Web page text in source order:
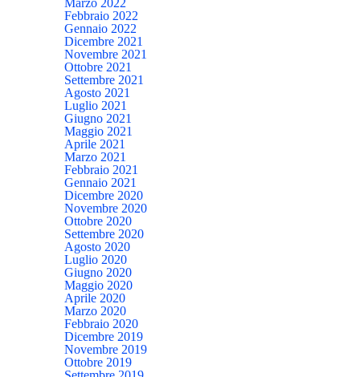
Febbraio 2022
Gennaio 2022
Dicembre 2021
Novembre 2021
Ottobre 2021
Settembre 2021
Agosto 2021
Luglio 2021
Giugno 2021
Maggio 2021
Aprile 2021
Marzo 2021
Febbraio 2021
Gennaio 2021
Dicembre 2020
Novembre 2020
Ottobre 2020
Settembre 2020
Agosto 2020
Luglio 2020
Giugno 2020
Maggio 2020
Aprile 2020
Marzo 2020
Febbraio 2020
Dicembre 2019
Novembre 2019
Ottobre 2019